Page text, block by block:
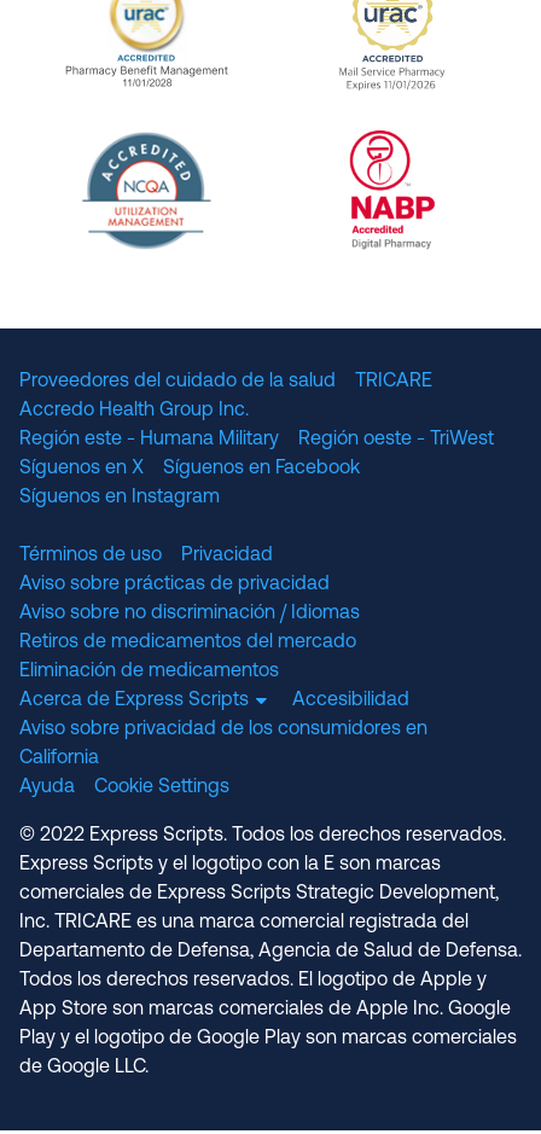
URAC Accredited Pharmacy Benefit
URAC
Proveedores del cuidado de la salud
TRICARE
Accredo Health Group Inc.
Región este - Humana Military
Región oeste - TriWest
Síguenos en X
Síguenos en Facebook
Síguenos en Instagram
Términos de uso
Privacidad
Aviso sobre prácticas de privacidad
Aviso sobre no discriminación / Idiomas
Retiros de medicamentos del mercado
Eliminación de medicamentos
Acerca de Express Scripts
Accesibilidad
Aviso sobre privacidad de los consumidores en
California
Ayuda
Cookie Settings
© 2022 Express Scripts. Todos los derechos reservados.
Express Scripts y el logotipo con la E son marcas
comerciales de Express Scripts Strategic Development,
Inc. TRICARE es una marca comercial registrada del
Departamento de Defensa, Agencia de Salud de Defensa.
Todos los derechos reservados. El logotipo de Apple y
App Store son marcas comerciales de Apple Inc. Google
Play y el logotipo de Google Play son marcas comerciales
de Google LLC.